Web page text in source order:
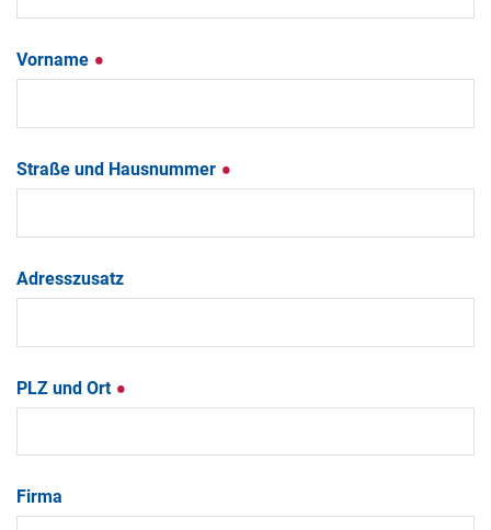
Vorname
Straße und Hausnummer
Adresszusatz
PLZ und Ort
Firma